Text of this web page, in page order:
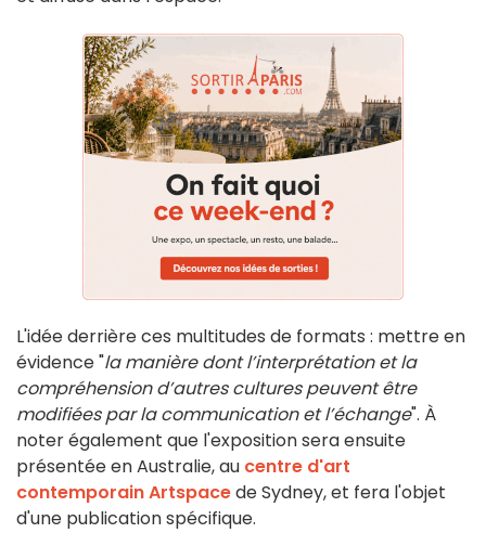
L'idée derrière ces multitudes de formats : mettre en
évidence "la manière dont l’interprétation et la
compréhension d’autres cultures peuvent être
modifiées par la communication et l’échange". À
noter également que l'exposition sera ensuite
présentée en Australie, au centre d'art
contemporain Artspacede Sydney, et fera l'objet
d'une publication spécifique.